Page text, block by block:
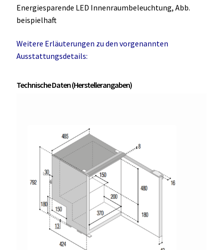
Energiesparende LED Innenraumbeleuchtung, Abb.
beispielhaft
Weitere Erläuterungen zu den vorgenannten
Ausstattungsdetails:
Technische Daten (Herstellerangaben)